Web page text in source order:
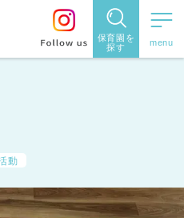
保育園を
探す
保育園を探す
から探
動